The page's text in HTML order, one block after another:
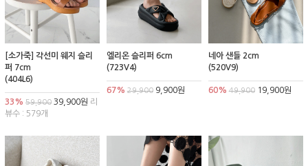
[소가죽] 각선미 웨지 슬리
퍼 7cm
(404L6)
33% 59,900 39,900원 리
뷰수 : 579개
엘리온 슬리퍼 6cm
(723V4)
67% 29,9009,900원
네아 샌들 2cm
(520V9)
60% 49,90019,900원